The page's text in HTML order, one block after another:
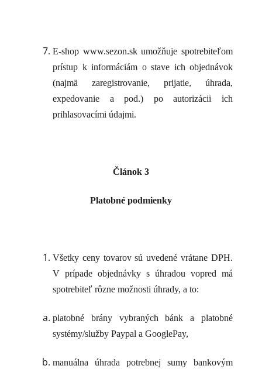
E-shop www.sezon.sk umožňuje spotrebiteľom
prístup k informáciám o stave ich objednávok
(najmä zaregistrovanie, prijatie, úhrada,
expedovanie a pod.) po autorizácii ich
prihlasovacími údajmi.
Článok 3
Platobné podmienky
Všetky ceny tovarov sú uvedené vrátane DPH.
V prípade objednávky s úhradou vopred má
spotrebiteľ rôzne možnosti úhrady, a to:
platobné brány vybraných bánk a platobné
systémy/služby Paypal a GooglePay,
manuálna úhrada potrebnej sumy bankovým